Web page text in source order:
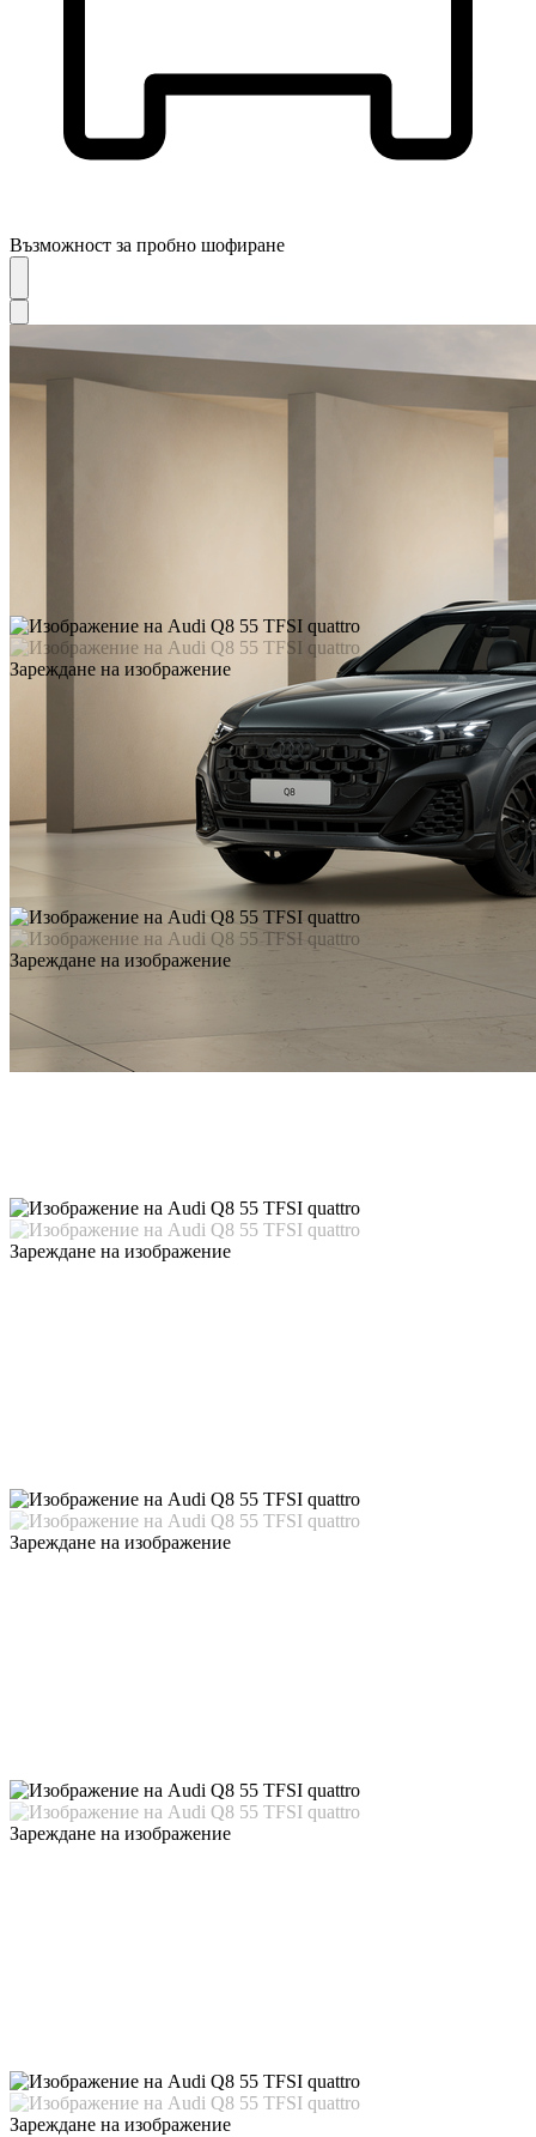
Възможност за пробно шофиране
Зареждане на изображение
Зареждане на изображение
Зареждане на изображение
Зареждане на изображение
Зареждане на изображение
Зареждане на изображение